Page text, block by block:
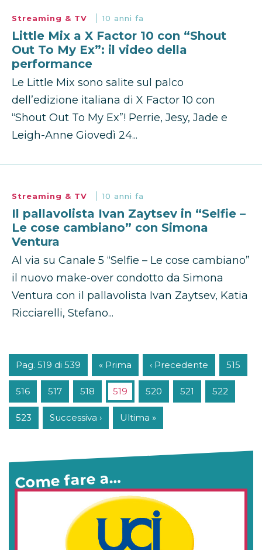
Streaming & TV 10 anni fa
Little Mix a X Factor 10 con “Shout
Out To My Ex”: il video della
performance
Le Little Mix sono salite sul palco
dell’edizione italiana di X Factor 10 con
“Shout Out To My Ex”! Perrie, Jesy, Jade e
Leigh-Anne Giovedì 24...
Streaming & TV 10 anni fa
Il pallavolista Ivan Zaytsev in “Selfie –
Le cose cambiano” con Simona
Ventura
Al via su Canale 5 “Selfie – Le cose cambiano”
il nuovo make-over condotto da Simona
Ventura con il pallavolista Ivan Zaytsev, Katia
Ricciarelli, Stefano...
Pag. 519 di 539 « Prima ‹ Precedente 515
516 517 518 519 520 521 522
523 Successiva › Ultima »
Come fare a…